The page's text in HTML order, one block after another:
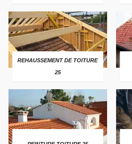
REHAUSSEMENT DE TOITURE
25